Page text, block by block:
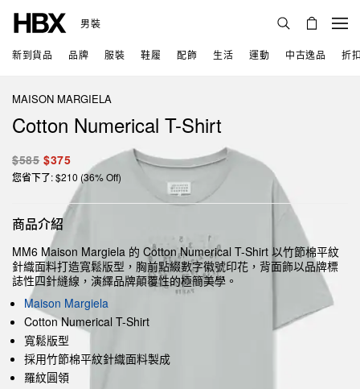
男裝
新到貨品 品牌 服裝 鞋履 配飾 生活 運動 中古逸品 折
MAISON MARGIELA
Cotton Numerical T-Shirt
$585 $375
您省下了: $210 (36% Off)
商品介紹
MM6 Maison Margiela 的 Cotton Numerical T-Shirt 以竹節棉平紋
針織面料打造寬鬆版型，胸前點綴數字徽號印花，背面飾以品牌標
誌性四針縫線，演繹品牌顛覆性的極簡美學。
Maison Margiela
Cotton Numerical T-Shirt
寬鬆版型
採用竹節棉平紋針織面料製成
羅紋圓領